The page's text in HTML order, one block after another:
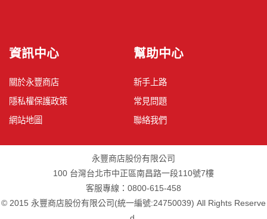
資訊中心
關於永豐商店
隱私權保護政策
網站地圖
幫助中心
新手上路
常見問題
聯絡我們
永豐商店股份有限公司
100 台灣台北市中正區南昌路一段110號7樓
客服專線：0800-615-458
© 2015 永豐商店股份有限公司(統一編號:24750039) All Rights Reserve